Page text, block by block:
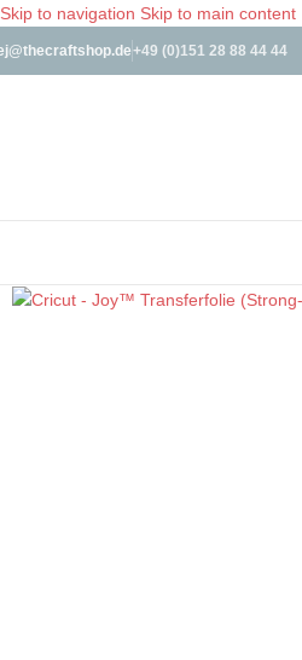
Skip to navigation Skip to main content
+49 (0)151 28 88 44 44